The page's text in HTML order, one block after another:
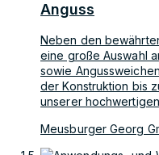
Anguss
Neben den
eine große Auswahl
sowie
der Konstruktion bis
unserer
Meusburger Georg